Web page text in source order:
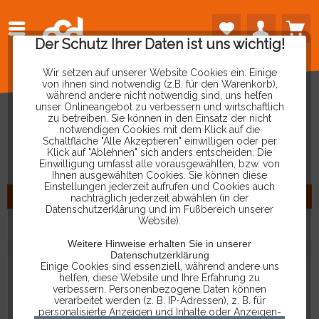
Der Schutz Ihrer Daten ist uns wichtig!
Wir setzen auf unserer Website Cookies ein. Einige
von ihnen sind notwendig (z.B. für den Warenkorb),
während andere nicht notwendig sind, uns helfen
unser Onlineangebot zu verbessern und wirtschaftlich
zu betreiben. Sie können in den Einsatz der nicht
notwendigen Cookies mit dem Klick auf die
Schaltfläche "Alle Akzeptieren" einwilligen oder per
Klick auf "Ablehnen" sich anders entscheiden. Die
Einwilligung umfasst alle vorausgewählten, bzw. von
Ihnen ausgewählten Cookies. Sie können diese
Einstellungen jederzeit aufrufen und Cookies auch
nachträglich jederzeit abwählen (in der
Datenschutzerklärung und im Fußbereich unserer
Website).
Weitere Hinweise erhalten Sie in unserer
Datenschutzerklärung
Einige Cookies sind essenziell, während andere uns
helfen, diese Website und Ihre Erfahrung zu
verbessern. Personenbezogene Daten können
verarbeitet werden (z. B. IP-Adressen), z. B. für
personalisierte Anzeigen und Inhalte oder Anzeigen-
PRODUKTE VON TEXVIK
FILTERN